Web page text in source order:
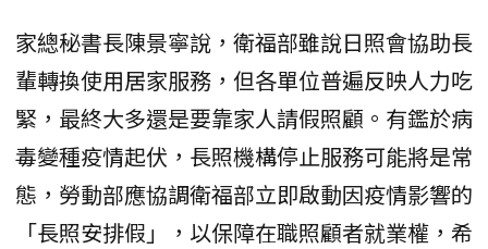
家總秘書長陳景寧說，衛福部雖說日照會協助長
輩轉換使用居家服務，但各單位普遍反映人力吃
緊，最終大多還是要靠家人請假照顧。有鑑於病
毒變種疫情起伏，長照機構停止服務可能將是常
態，勞動部應協調衛福部立即啟動因疫情影響的
「長照安排假」，以保障在職照顧者就業權，希